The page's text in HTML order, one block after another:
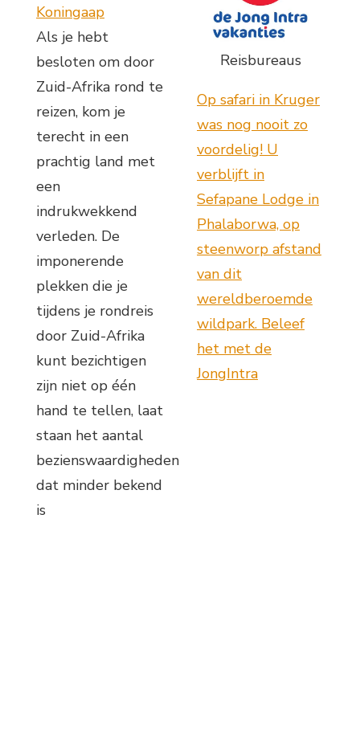
Koningaap
Als je hebt
besloten om door
Zuid-Afrika rond te
reizen, kom je
terecht in een
prachtig land met
een
indrukwekkend
verleden. De
imponerende
plekken die je
tijdens je rondreis
door Zuid-Afrika
kunt bezichtigen
zijn niet op één
hand te tellen, laat
staan het aantal
bezienswaardigheden
dat minder bekend
is
Reisbureaus
Op safari in Kruger
was nog nooit zo
voordelig! U
verblijft in
Sefapane Lodge in
Phalaborwa, op
steenworp afstand
van dit
wereldberoemde
wildpark. Beleef
het met de
JongIntra